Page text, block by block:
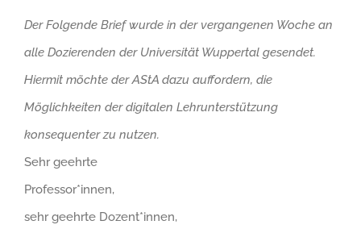
Der Folgende Brief wurde in der vergangenen Woche an
alle Dozierenden der Universität Wuppertal gesendet.
Hiermit möchte der AStA dazu auffordern, die
Möglichkeiten der digitalen Lehrunterstützung
konsequenter zu nutzen.
Sehr geehrte
Professor*innen,
sehr geehrte Dozent*innen,